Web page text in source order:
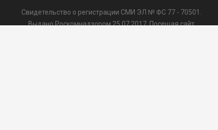
Свидетельство о регистрации СМИ ЭЛ № ФС 77 - 70501.
Выдано Роскомнадзором 25.07.2017. Посещая сайт